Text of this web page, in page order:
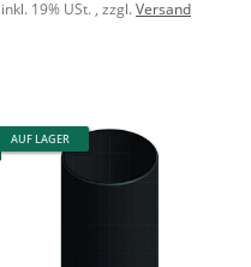
inkl. 19% USt. , zzgl.Versand
AUF LAGER